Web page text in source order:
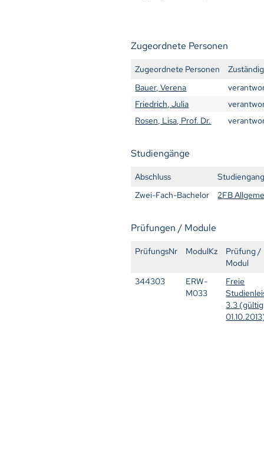
Zugeordnete Personen
Zugeordnete Personen
Bauer, Verena
Friedrich, Julia
Rosen, Lisa, Prof. Dr.
Studiengänge
Abschluss
Zwei-Fach-Bachelor
2FB
Prüfungen / Module
PrüfungsNr ModulKz
Prüfung /
Modul
344303
ERW-
M033
Freie
3.3